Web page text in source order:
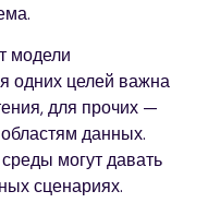
модели
одних целей важна
для прочих —
данных.
могут давать
сценариях.